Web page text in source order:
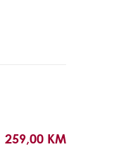
259,00 KM